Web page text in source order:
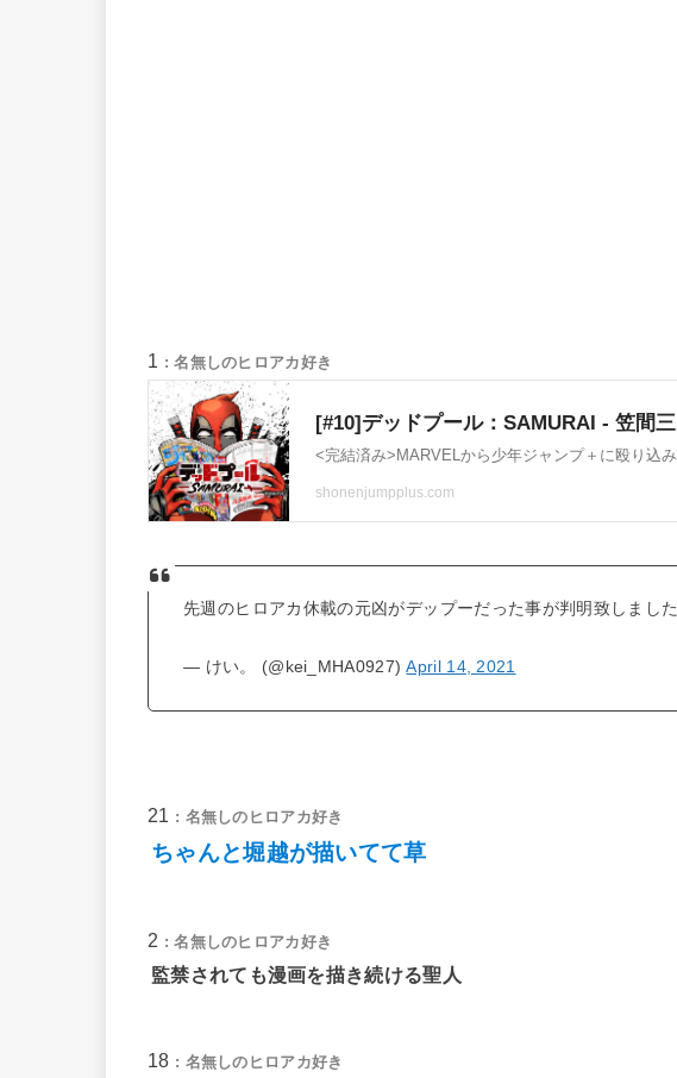
1 : 名無しのヒロアカ好き
先週のヒロアカ休載の元凶がデップーだった事が判明致しました
— けい。 (@kei_MHA0927)April 14, 2021
21 : 名無しのヒロアカ好き
ちゃんと堀越が描いてて草
2 : 名無しのヒロアカ好き
監禁されても漫画を描き続ける聖人
18 : 名無しのヒロアカ好き